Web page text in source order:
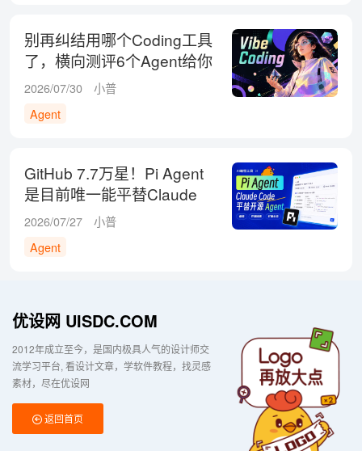
别再纠结用哪个Coding工具
了，横向测评6个Agent给你
答案！
2026/07/30
小普
Agent
GitHub 7.7万星！Pi Agent
是目前唯一能平替Claude
Code的选择
2026/07/27
小普
Agent
优设网 UISDC.COM
2012年成立至今，是国内极具人气的设计师交
流学习平台 看设计文章，学软件教程，找灵感
素材，尽在优设网
返回首页